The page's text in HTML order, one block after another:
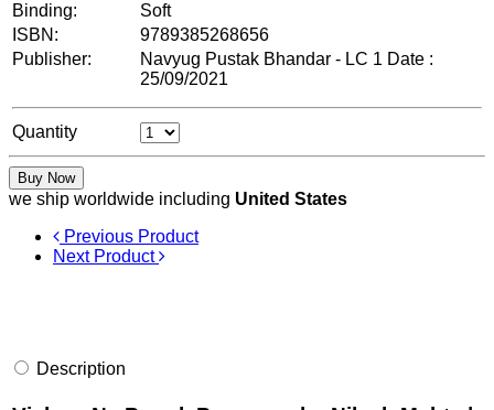
Binding:
Soft
ISBN:
9789385268656
Publisher:
Navyug Pustak Bhandar - LC 1 Date :
25/09/2021
Quantity
Buy Now
we ship worldwide including United States
Previous Product
Next Product
Description